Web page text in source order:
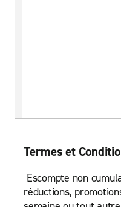
Termes et
Escompte non
réductions,